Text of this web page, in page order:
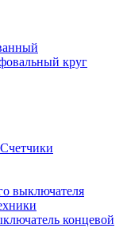
круг
Счетчики
выключателя
концевой